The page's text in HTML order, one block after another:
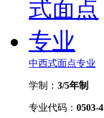
中西式面点专业
学制： 3/5年制
专业代码： 0503-4